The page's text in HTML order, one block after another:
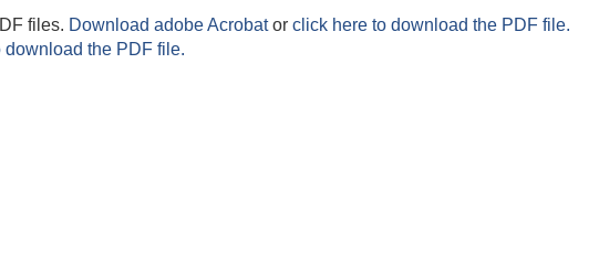
files. Download adobe Acrobator click here to download the PDF file.
download the PDF file.